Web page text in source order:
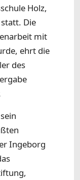
Holz,
Die
mit
ehrt die
des
Ingeborg